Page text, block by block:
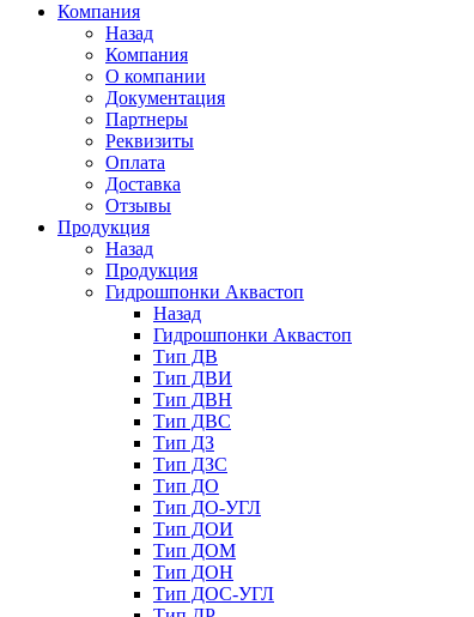
Компания
Назад
Компания
О компании
Документация
Партнеры
Реквизиты
Оплата
Доставка
Отзывы
Продукция
Назад
Продукция
Гидрошпонки Аквастоп
Назад
Гидрошпонки Аквастоп
Тип ДВ
Тип ДВИ
Тип ДВН
Тип ДВС
Тип ДЗ
Тип ДЗС
Тип ДО
Тип ДО-УГЛ
Тип ДОИ
Тип ДОМ
Тип ДОН
Тип ДОС-УГЛ